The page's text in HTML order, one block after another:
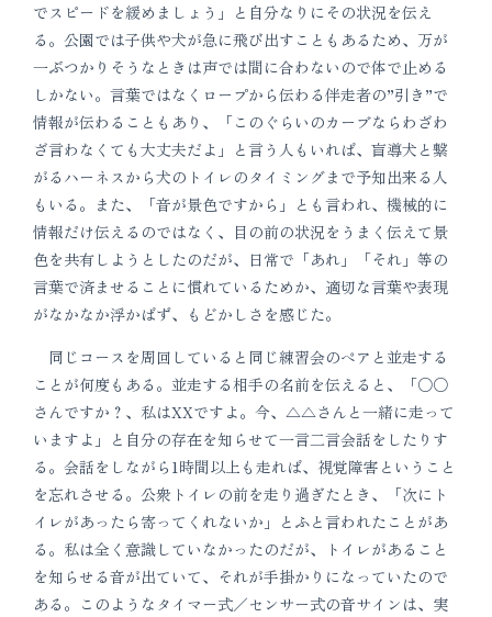
でスピードを緩めましょう」と自分なりにその状況を伝え
る。公園では子供や犬が急に飛び出すこともあるため、万が
一ぶつかりそうなときは声では間に合わないので体で止める
しかない。言葉ではなくロープから伝わる伴走者の”引き”で
情報が伝わることもあり、「このぐらいのカーブならわざわ
ざ言わなくても大丈夫だよ」と言う人もいれば、盲導犬と繋
がるハーネスから犬のトイレのタイミングまで予知出来る人
もいる。また、「音が景色ですから」とも言われ、機械的に
情報だけ伝えるのではなく、目の前の状況をうまく伝えて景
色を共有しようとしたのだが、日常で「あれ」「それ」等の
言葉で済ませることに慣れているためか、適切な言葉や表現
がなかなか浮かばず、もどかしさを感じた。
同じコースを周回していると同じ練習会のペアと並走する
ことが何度もある。並走する相手の名前を伝えると、「○○
さんですか？、私はXXですよ。今、△△さんと一緒に走って
いますよ」と自分の存在を知らせて一言二言会話をしたりす
る。会話をしながら1時間以上も走れば、視覚障害ということ
を忘れさせる。公衆トイレの前を走り過ぎたとき、「次にト
イレがあったら寄ってくれないか」とふと言われたことがあ
る。私は全く意識していなかったのだが、トイレがあること
を知らせる音が出ていて、それが手掛かりになっていたので
ある。このようなタイマー式／センサー式の音サインは、実